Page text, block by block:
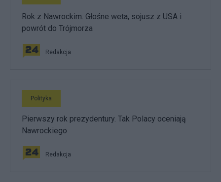
Rok z Nawrockim. Głośne weta, sojusz z USA i
powrót do Trójmorza
Redakcja
Polityka
Pierwszy rok prezydentury. Tak Polacy oceniają
Nawrockiego
Redakcja